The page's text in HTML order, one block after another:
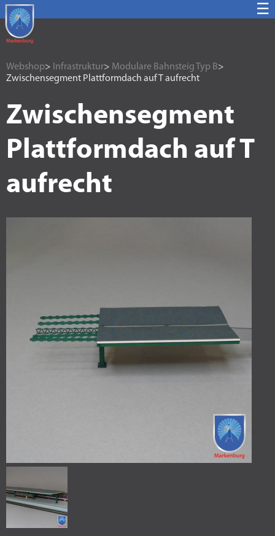
☰
Webshop> Infrastruktur> Modulare Bahnsteig Typ B>
Zwischensegment Plattformdach auf T aufrecht
Zwischensegment
Plattformdach auf T
aufrecht